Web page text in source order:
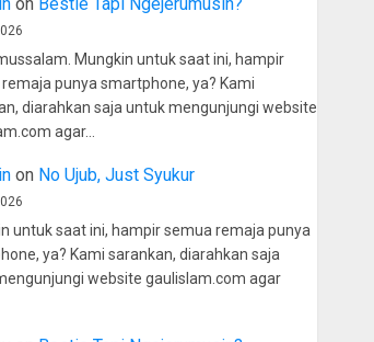
Mungkin untuk saat ini, hampir
punya smartphone, ya? Kami
diarahkan saja untuk mengunjungi website
agar…
on No Ujub, Just Syukur
untuk saat ini, hampir semua remaja punya
ya? Kami sarankan, diarahkan saja
website gaulislam.com agar